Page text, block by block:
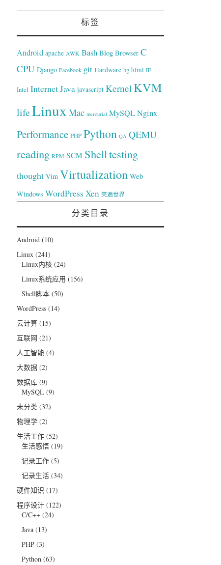
标签
Android apache AWK Bash Blog Browser C
CPU Django Facebook git Hardware hg html IE
Intel InternetJava javascript Kernel KVM
lifeLinux Mac mercurial MySQL Nginx
Performance PHP Python QA QEMU
reading RPM SCM Shelltesting
thought Vim Virtualization Web
Windows WordPress Xen 笑遍世界
分类目录
Android(10)
Linux(241)
Linux内核(24)
Linux系统应用 (156)
Shell脚本(50)
WordPress(14)
云计算(15)
互联网 (21)
人工智能(4)
大数据(2)
数据库(9)
MySQL(9)
未分类 (32)
物理学(2)
生活工作(52)
生活感悟(19)
记录工作(5)
记录生活(34)
硬件知识 (17)
程序设计(122)
C/C++(24)
Java(13)
PHP(3)
Python(63)